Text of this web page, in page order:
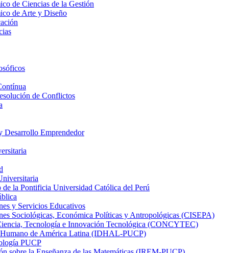
de Ciencias de la Gestión
de Arte y Diseño
de Conflictos
Desarrollo Emprendedor
de la Pontificia Universidad Católica del Perú
y Servicios Educativos
Sociológicas, Económica Políticas y Antropológicas (CISEPA)
Tecnología e Innovación Tecnológica (CONCYTEC)
de América Latina (IDHAL-PUCP)
PUCP